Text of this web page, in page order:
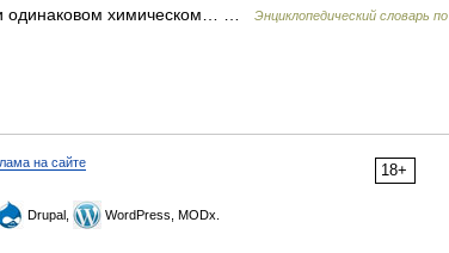
одинаковом химическом… …
Энциклопедический словарь по
18+
на сайте
Drupal, WordPress, MODx.